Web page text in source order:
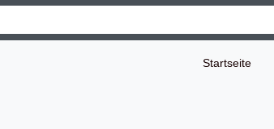
Startseite